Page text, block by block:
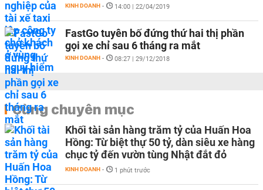
KINH DOANH - 14:00 | 22/04/2019
FastGo tuyên bố đứng thứ hai thị phần
gọi xe chỉ sau 6 tháng ra mắt
KINH DOANH - 08:27 | 29/12/2018
Cùng chuyên mục
Khối tài sản hàng trăm tỷ của Huấn Hoa
Hồng: Từ biệt thự 50 tỷ, dàn siêu xe hàng
chục tỷ đến vườn tùng Nhật đắt đỏ
KINH DOANH - 1 phút trước